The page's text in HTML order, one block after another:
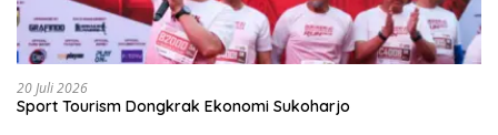
20 Juli 2026
Sport Tourism Dongkrak Ekonomi Sukoharjo